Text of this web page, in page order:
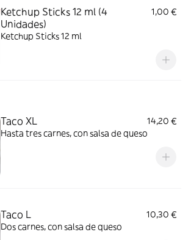
Ketchup Sticks 12 ml (4
Unidades)
1,00 €
Ketchup Sticks 12 ml
Taco XL
14,20 €
Hasta tres carnes, con salsa de queso
Taco L
10,30 €
Dos carnes, con salsa de queso